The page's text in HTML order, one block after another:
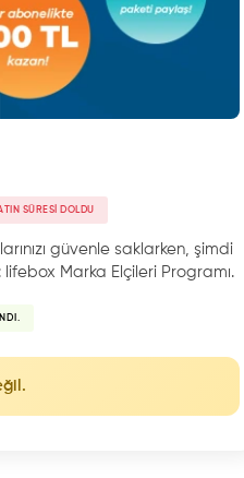
SÜRESI DOLDU
güvenle saklarken, şimdi
Marka Elçileri Programı.